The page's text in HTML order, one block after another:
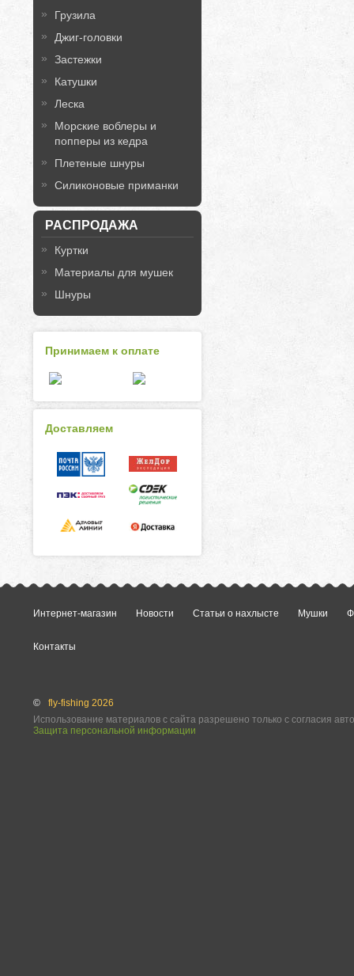
Грузила
Джиг-головки
Застежки
Катушки
Леска
Морские воблеры и
попперы из кедра
Плетеные шнуры
Силиконовые приманки
РАСПРОДАЖА
Куртки
Материалы для мушек
Шнуры
Принимаем к оплате
Доставляем
Интернет-магазин Новости Статьи о нахлысте Мушки
Контакты
©
fly-fishing 2026
Использование материалов с сайта разрешено только с согласия
Защита персональной информации